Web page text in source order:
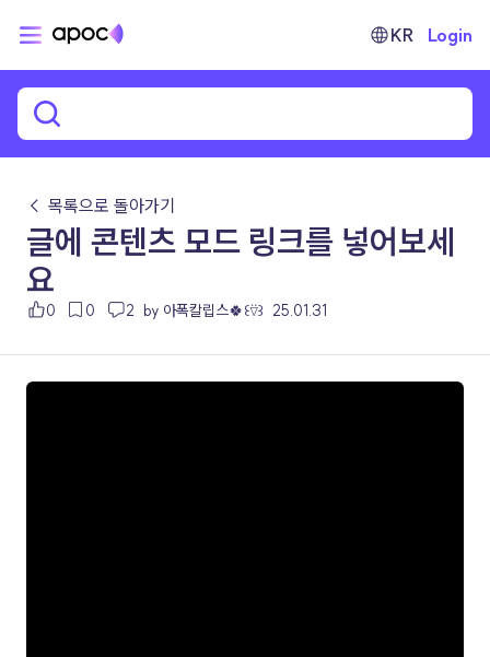
KR Login
← 목록으로 돌아가기
글에 콘텐츠 모드 링크를 넣어보세
요
0 0 2 by 아폭칼립스🍀꒰⍢꒱ 25.01.31